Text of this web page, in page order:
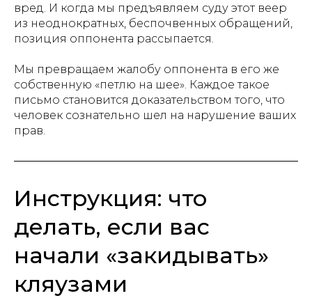
вред. И когда мы предъявляем суду этот веер
из неоднократных, беспочвенных обращений,
позиция оппонента рассыпается.
Мы превращаем жалобу оппонента в его же
собственную «петлю на шее». Каждое такое
письмо становится доказательством того, что
человек сознательно шел на нарушение ваших
прав.
Инструкция: что
делать, если вас
начали «закидывать»
кляузами